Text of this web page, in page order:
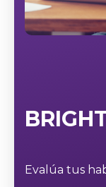
Evalúa tus